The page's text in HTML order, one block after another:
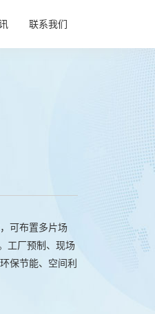
联系我们
可布置多片场
工厂预制、现场
保节能、空间利